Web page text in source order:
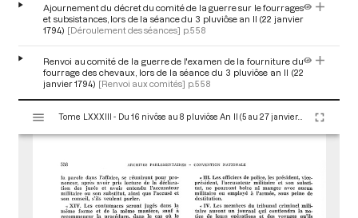
Ajournement du décret du comité de la guerre sur le fourrages
et subsistances, lors de la séance du 3 pluviôse an II (22 janvier
1794) [Déroulement des séances] p.558
Renvoi au comité de la guerre de l'examen de la fourniture du
fourrage des chevaux, lors de la séance du 3 pluviôse an II (22
janvier 1794) [Renvoi aux comités] p.558
s